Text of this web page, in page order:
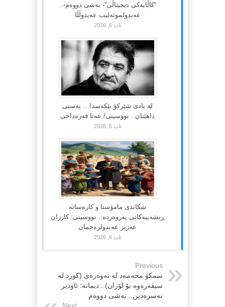
“کاڵایەکی دیجیتاڵی”- بەشی دووەم-..
عەبدولموتەلیب عەبدوڵڵا
ئاب 6, 2026
لە یادی شێرکۆ بێکەسدا… پەسنی
داهێنان.. نووسینی/ عەتا قەرەداخی
ئاب 6, 2026
شکاندی مامۆستا و کارەساتە
ڕیشەییەکانی پەروەردە.. نووسینی: کارزان
عەزیز عەبدولرەحمان
ئاب 6, 2026
Previous
سمکۆ محەمەد لە تەوەرەی (كورد لە
سیڤەرەوە بۆ لۆزان).. دیمانە: ئاودیر
نەسرەدین.. بەشی دووەم